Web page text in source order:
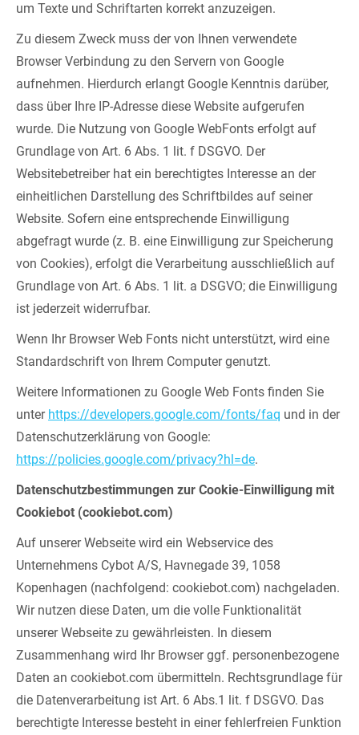
um Texte und Schriftarten korrekt anzuzeigen.
Zu diesem Zweck muss der von Ihnen verwendete
Browser Verbindung zu den Servern von Google
aufnehmen. Hierdurch erlangt Google Kenntnis darüber,
dass über Ihre IP-Adresse diese Website aufgerufen
wurde. Die Nutzung von Google WebFonts erfolgt auf
Grundlage von Art. 6 Abs. 1 lit. f DSGVO. Der
Websitebetreiber hat ein berechtigtes Interesse an der
einheitlichen Darstellung des Schriftbildes auf seiner
Website. Sofern eine entsprechende Einwilligung
abgefragt wurde (z. B. eine Einwilligung zur Speicherung
von Cookies), erfolgt die Verarbeitung ausschließlich auf
Grundlage von Art. 6 Abs. 1 lit. a DSGVO; die Einwilligung
ist jederzeit widerrufbar.
Wenn Ihr Browser Web Fonts nicht unterstützt, wird eine
Standardschrift von Ihrem Computer genutzt.
Weitere Informationen zu Google Web Fonts finden Sie
unter https://developers.google.com/fonts/faq und in der
Datenschutzerklärung von Google:
https://policies.google.com/privacy?hl=de.
Datenschutzbestimmungen zur Cookie-Einwilligung mit
Cookiebot (cookiebot.com)
Auf unserer Webseite wird ein Webservice des
Unternehmens Cybot A/S, Havnegade 39, 1058
Kopenhagen (nachfolgend: cookiebot.com) nachgeladen.
Wir nutzen diese Daten, um die volle Funktionalität
unserer Webseite zu gewährleisten. In diesem
Zusammenhang wird Ihr Browser ggf. personenbezogene
Daten an cookiebot.com übermitteln. Rechtsgrundlage für
die Datenverarbeitung ist Art. 6 Abs.1 lit. f DSGVO. Das
berechtigte Interesse besteht in einer fehlerfreien Funktion